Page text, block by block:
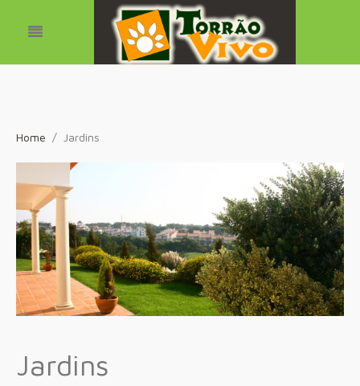
Home Jardins
Jardins